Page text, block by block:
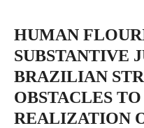
HUMAN
SUBSTANTIVE
BRAZILIAN
OBSTACLES
REALIZATION